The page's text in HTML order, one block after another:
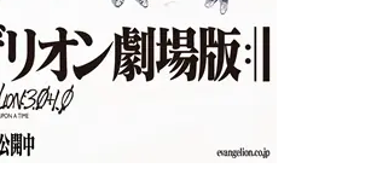
TVアニメ『戦隊大失格』
radio 大直会 2nd season